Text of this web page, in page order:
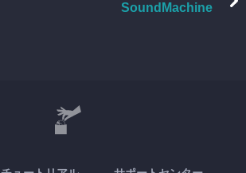
SoundMachine